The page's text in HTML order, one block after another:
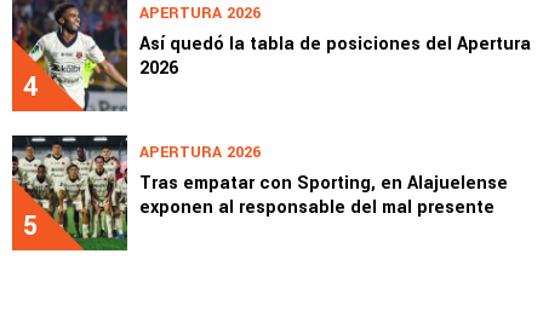
4
APERTURA 2026
Así quedó la tabla de posiciones del Apertura
2026
5
APERTURA 2026
Tras empatar con Sporting, en Alajuelense
exponen al responsable del mal presente